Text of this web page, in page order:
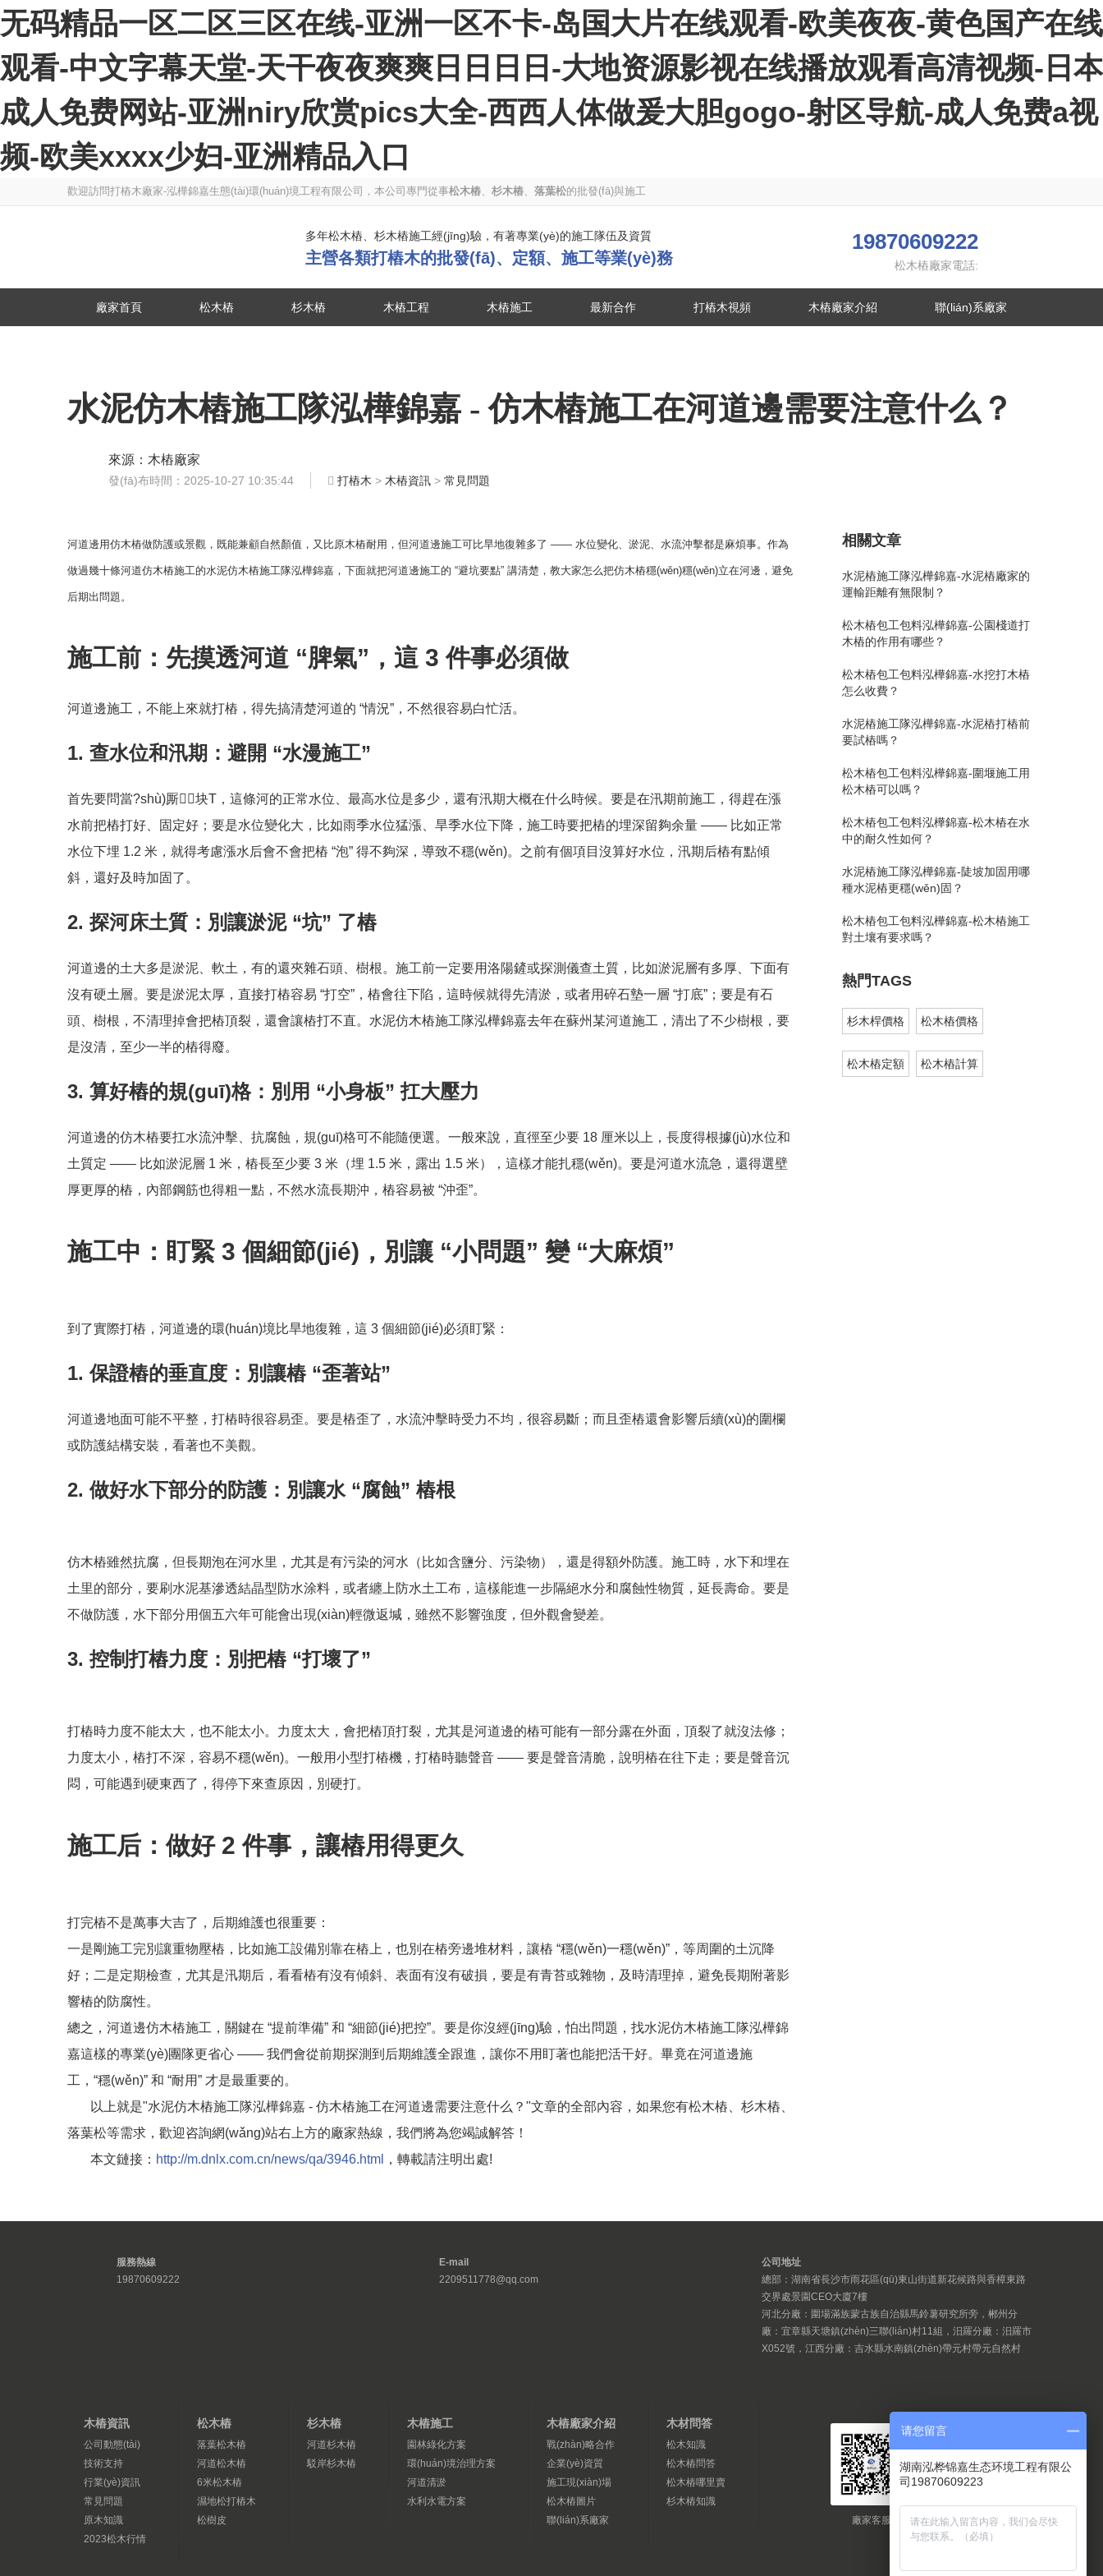
无码精品一区二区三区在线-亚洲一区不卡-岛国大片在线观看-欧美夜夜-黄色国产在线
观看-中文字幕天堂-天干夜夜爽爽日日日日-大地资源影视在线播放观看高清视频-日本
成人免费网站-亚洲niry欣赏pics大全-西西人体做爰大胆gogo-射区导航-成人免费a视
频-欧美xxxx少妇-亚洲精品入口
歡迎訪問打樁木廠家-泓樺錦嘉生態(tài)環(huán)境工程有限公司，本公司專門從事松木樁、 杉木樁、 落葉松的批發(fā)與施工
多年松木樁、杉木樁施工經(jīng)驗，有著專業(yè)的施工隊伍及資質
主營各類打樁木的批發(fā)、定額、施工等業(yè)務
19870609222
松木樁廠家電話:
廠家首頁 松木樁
6米松木樁
松樹皮
主要用于處理軟地基、河堤河道施
杉木樁
打樁施工；河岸駁岸樁防汛木樁。
形，油性小。木樁廠家【泓樺】提
木樁工程
河道清淤
鉆孔，然后將鉆出的土塊放入木樁中，
緊密固定，最后用封口實心樁把樁頭封
一個洞，將木樁放入洞中，用釘子將樁
頭牢固固定，之后再在樁頭上加固，壓
木樁施工
河道清淤
高，以保證地基支護工程質量，合理安
最新合作 打樁木視頻
對策，如可能出現(xiàn)的破損、傾斜、斷
裂、掉落等方面問題，從而讓觀者能夠了解
并體驗具體的操作過程和使用場合，對于前
木樁廠家介紹
施工現(xiàn)場
程、園林綠化工程、原木批發(fā)（打樁木、松木
(chǎn)、加工、銷售、施工的環(huán)境治理的實
施工，我們有著多年的實踐經(jīng)驗，有著專業(y
è)的施工隊伍及資質。各類木樁都由我們林場直接
定制，可按客戶要求協(xié)商定做。
聯(lián)系廠家
水泥仿木樁施工隊泓樺錦嘉 - 仿木樁施工在河道邊需要注意什么？
來源： 木樁廠家
發(fā)布時間：2025-10-27 10:35:44 打樁木 > 木樁資訊 > 常見問題
河道邊用仿木樁做防護或景觀，既能兼顧自然顏值，又比原木樁耐用，但河道邊施工可比旱地復雜多了 —— 水位變化、淤泥、水流沖擊都是麻煩事。作為
做過幾十條河道仿木樁施工的水泥仿木樁施工隊泓樺錦嘉，下面就把河道邊施工的 “避坑要點” 講清楚，教大家怎么把仿木樁穩(wěn)穩(wěn)立在河邊，避免
后期出問題。
施工前：先摸透河道 “脾氣”，這 3 件事必須做
河道邊施工，不能上來就打樁，得先搞清楚河道的 “情況”，不然很容易白忙活。
1. 查水位和汛期：避開 “水漫施工”
首先要問當?shù)厮块T，這條河的正常水位、最高水位是多少，還有汛期大概在什么時候。要是在汛期前施工，得趕在漲
水前把樁打好、固定好；要是水位變化大，比如雨季水位猛漲、旱季水位下降，施工時要把樁的埋深留夠余量 —— 比如正常
水位下埋 1.2 米，就得考慮漲水后會不會把樁 “泡” 得不夠深，導致不穩(wěn)。之前有個項目沒算好水位，汛期后樁有點傾
斜，還好及時加固了。
2. 探河床土質：別讓淤泥 “坑” 了樁
河道邊的土大多是淤泥、軟土，有的還夾雜石頭、樹根。施工前一定要用洛陽鏟或探測儀查土質，比如淤泥層有多厚、下面有
沒有硬土層。要是淤泥太厚，直接打樁容易 “打空”，樁會往下陷，這時候就得先清淤，或者用碎石墊一層 “打底”；要是有石
頭、樹根，不清理掉會把樁頂裂，還會讓樁打不直。水泥仿木樁施工隊泓樺錦嘉去年在蘇州某河道施工，清出了不少樹根，要
是沒清，至少一半的樁得廢。
3. 算好樁的規(guī)格：別用 “小身板” 扛大壓力
河道邊的仿木樁要扛水流沖擊、抗腐蝕，規(guī)格可不能隨便選。一般來說，直徑至少要 18 厘米以上，長度得根據(jù)水位和
土質定 —— 比如淤泥層 1 米，樁長至少要 3 米（埋 1.5 米，露出 1.5 米），這樣才能扎穩(wěn)。要是河道水流急，還得選壁
厚更厚的樁，內部鋼筋也得粗一點，不然水流長期沖，樁容易被 “沖歪”。
施工中：盯緊 3 個細節(jié)，別讓 “小問題” 變 “大麻煩”
到了實際打樁，河道邊的環(huán)境比旱地復雜，這 3 個細節(jié)必須盯緊：
1. 保證樁的垂直度：別讓樁 “歪著站”
河道邊地面可能不平整，打樁時很容易歪。要是樁歪了，水流沖擊時受力不均，很容易斷；而且歪樁還會影響后續(xù)的圍欄
或防護結構安裝，看著也不美觀。
2. 做好水下部分的防護：別讓水 “腐蝕” 樁根
仿木樁雖然抗腐，但長期泡在河水里，尤其是有污染的河水（比如含鹽分、污染物），還是得額外防護。施工時，水下和埋在
土里的部分，要刷水泥基滲透結晶型防水涂料，或者纏上防水土工布，這樣能進一步隔絕水分和腐蝕性物質，延長壽命。要是
不做防護，水下部分用個五六年可能會出現(xiàn)輕微返堿，雖然不影響強度，但外觀會變差。
3. 控制打樁力度：別把樁 “打壞了”
打樁時力度不能太大，也不能太小。力度太大，會把樁頂打裂，尤其是河道邊的樁可能有一部分露在外面，頂裂了就沒法修；
力度太小，樁打不深，容易不穩(wěn)。一般用小型打樁機，打樁時聽聲音 —— 要是聲音清脆，說明樁在往下走；要是聲音沉
悶，可能遇到硬東西了，得停下來查原因，別硬打。
施工后：做好 2 件事，讓樁用得更久
打完樁不是萬事大吉了，后期維護也很重要：
一是剛施工完別讓重物壓樁，比如施工設備別靠在樁上，也別在樁旁邊堆材料，讓樁 “穩(wěn)一穩(wěn)”，等周圍的土沉降
好；二是定期檢查，尤其是汛期后，看看樁有沒有傾斜、表面有沒有破損，要是有青苔或雜物，及時清理掉，避免長期附著影
響樁的防腐性。
總之，河道邊仿木樁施工，關鍵在 “提前準備” 和 “細節(jié)把控”。要是你沒經(jīng)驗，怕出問題，找水泥仿木樁施工隊泓樺錦
嘉這樣的專業(yè)團隊更省心 —— 我們會從前期探測到后期維護全跟進，讓你不用盯著也能把活干好。畢竟在河道邊施
工，“穩(wěn)” 和 “耐用” 才是最重要的。
以上就是"水泥仿木樁施工隊泓樺錦嘉 - 仿木樁施工在河道邊需要注意什么？"文章的全部內容，如果您有松木樁、杉木樁、
落葉松等需求，歡迎咨詢網(wǎng)站右上方的廠家熱線，我們將為您竭誠解答！
本文鏈接： http://m.dnlx.com.cn/news/qa/3946.html ，轉載請注明出處!
相關文章
水泥樁施工隊泓樺錦嘉-水泥樁廠家的
運輸距離有無限制？
松木樁包工包料泓樺錦嘉-公園棧道打
木樁的作用有哪些？
松木樁包工包料泓樺錦嘉-水挖打木樁
怎么收費？
水泥樁施工隊泓樺錦嘉-水泥樁打樁前
要試樁嗎？
松木樁包工包料泓樺錦嘉-圍堰施工用
松木樁可以嗎？
松木樁包工包料泓樺錦嘉-松木樁在水
中的耐久性如何？
水泥樁施工隊泓樺錦嘉-陡坡加固用哪
種水泥樁更穩(wěn)固？
松木樁包工包料泓樺錦嘉-松木樁施工
對土壤有要求嗎？
熱門TAGS
杉木桿價格 松木樁價格
松木樁定額 松木樁計算
服務熱線
19870609222
E-mail
2209511778@qq.com
公司地址
總部：湖南省長沙市雨花區(qū)東山街道新花候路與香樟東路
交界處景園CEO大廈7樓
河北分廠：圍場滿族蒙古族自治縣馬鈴薯研究所旁，郴州分
廠：宜章縣天塘鎮(zhèn)三聯(lián)村11組，汨羅分廠：汨羅市
X052號，江西分廠：吉水縣水南鎮(zhèn)帶元村帶元自然村
木樁資訊
公司動態(tài)
技術支持
行業(yè)資訊
常見問題
原木知識
2023松木行情
松木樁
落葉松木樁
河道松木樁
6米松木樁
濕地松打樁木
松樹皮
杉木樁
河道杉木樁
駁岸杉木樁
木樁施工
園林綠化方案
環(huán)境治理方案
河道清淤
水利水電方案
木樁廠家介紹
戰(zhàn)略合作
企業(yè)資質
施工現(xiàn)場
松木樁圖片
聯(lián)系廠家
木材問答
松木知識
松木樁問答
松木樁哪里賣
杉木樁知識
廠家公眾號
廠家客服
请您留言
湖南泓桦锦嘉生态环境工程有限公
司19870609223